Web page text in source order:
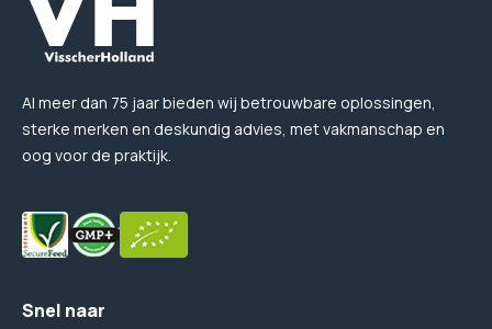
Al meer dan 75 jaar bieden wij betrouwbare oplossingen,
sterke merken en deskundig advies, met vakmanschap en
oog voor de praktijk.
Snel naar